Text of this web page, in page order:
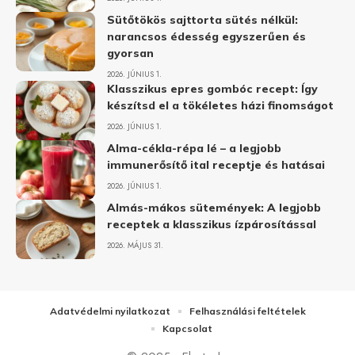
Sütőtökös sajttorta sütés nélkül:
narancsos édesség egyszerűen és
gyorsan
2026. JÚNIUS 1.
Klasszikus epres gombóc recept: Így
készítsd el a tökéletes házi finomságot
2026. JÚNIUS 1.
Alma-cékla-répa lé – a legjobb
immunerősítő ital receptje és hatásai
2026. JÚNIUS 1.
Almás-mákos sütemények: A legjobb
receptek a klasszikus ízpárosítással
2026. MÁJUS 31.
Adatvédelmi nyilatkozat
Felhasználási feltételek
Kapcsolat